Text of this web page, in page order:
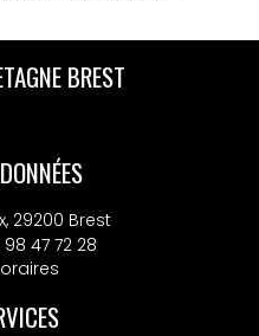
BREST
29200 Brest
98 47 72 28